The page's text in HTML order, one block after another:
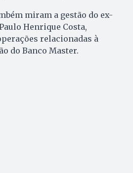
miram a gestão do ex-
Henrique Costa,
relacionadas à
do Banco Master.